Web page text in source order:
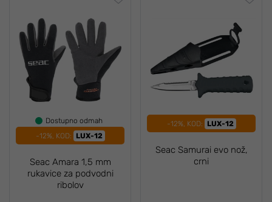
Dostupno odmah
-12%, KOD:
LUX-12
Seac Amara 1,5 mm
rukavice za podvodni
ribolov
-12%, KOD: LUX-12
Seac Samurai evo nož,
crni